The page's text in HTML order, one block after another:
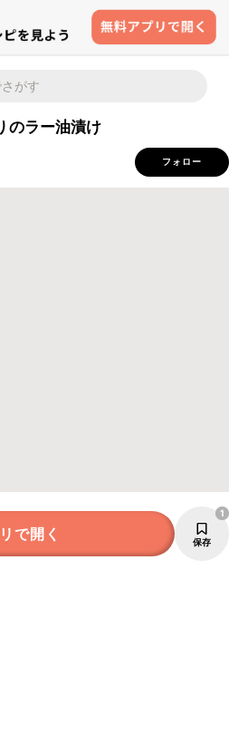
のラー油漬け
フォロー
で開く 保存
1